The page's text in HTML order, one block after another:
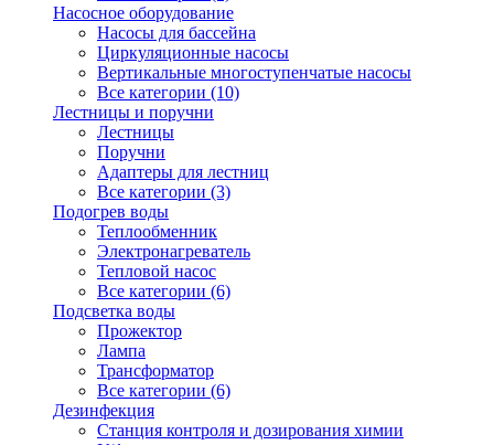
Насосное оборудование
Насосы для бассейна
Циркуляционные насосы
Вертикальные многоступенчатые насосы
Все категории (10)
Лестницы и поручни
Лестницы
Поручни
Адаптеры для лестниц
Все категории (3)
Подогрев воды
Теплообменник
Электронагреватель
Тепловой насос
Все категории (6)
Подсветка воды
Прожектор
Лампа
Трансформатор
Все категории (6)
Дезинфекция
Станция контроля и дозирования химии